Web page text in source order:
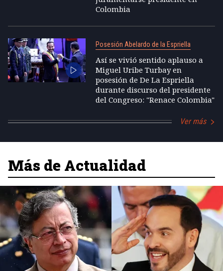
Colombia
Posesión Abelardo de la Espriella
Así se vivió sentido aplauso a
Miguel Uribe Turbay en
posesión de De La Espriella
durante discurso del presidente
del Congreso: "Renace Colombia"
Ver más
Más de Actualidad